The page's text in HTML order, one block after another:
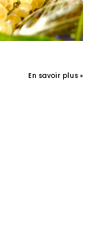
En savoir plus »